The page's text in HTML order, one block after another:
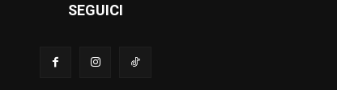
SEGUICI